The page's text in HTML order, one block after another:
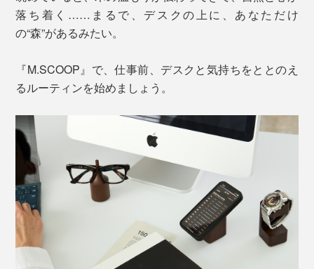
落ち着く……まるで、デスクの上に、あなただけ
の“森”があるみたい。
『M.SCOOP』で、仕事前、デスクと気持ちをととのえ
るルーティンを始めましょう。